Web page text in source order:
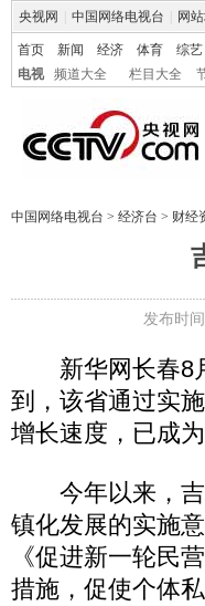
央视网 中国网络电视台 网
首页 新闻 经济 体育 综艺
电视
频道大全 栏目大全
中国网络电视台 > 经济台 > 财经
发布时
新华网长春8月
到，该省通过实
增长速度，已成
今年以来，吉
镇化发展的实施
《促进新一轮民
措施，促使个体